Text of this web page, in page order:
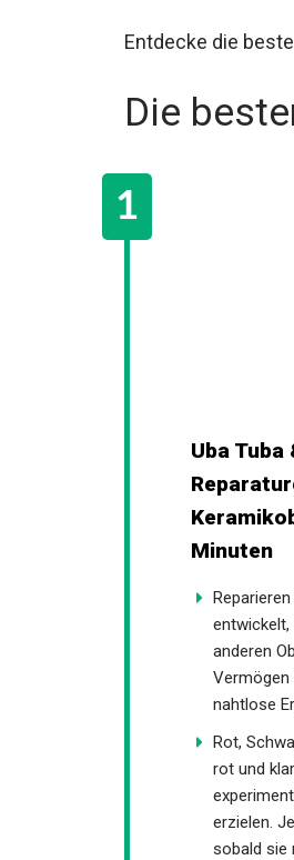
Entdecke die
Die
Uba
wenigen
entwickelt,
anderen
Vermögen
nahtlose
Rot,
rot und
erzielen.
sobald sie